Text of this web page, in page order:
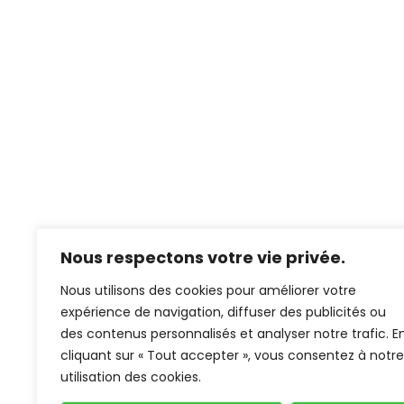
Nous respectons votre vie privée.
Nous utilisons des cookies pour améliorer votre
expérience de navigation, diffuser des publicités ou
des contenus personnalisés et analyser notre trafic.
cliquant sur « Tout accepter », vous consentez à notre
utilisation des cookies.